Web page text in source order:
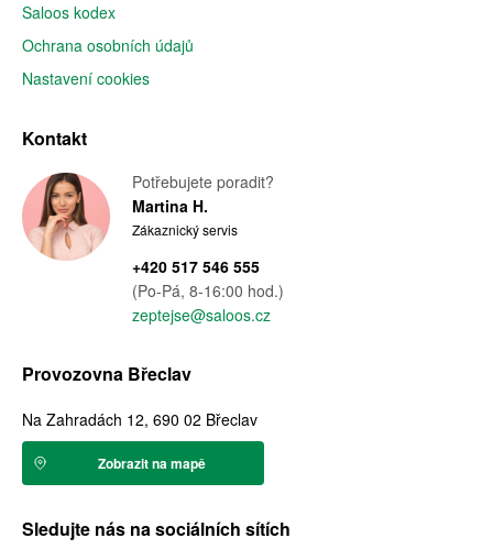
Saloos kodex
Ochrana osobních údajů
Nastavení cookies
Kontakt
Potřebujete poradit?
Martina H.
Zákaznický servis
+420 517 546 555
(Po-Pá, 8-16:00 hod.)
zeptejse@saloos.cz
Provozovna Břeclav
Na Zahradách 12, 690 02 Břeclav
Zobrazit na mapě
Sledujte nás na sociálních sítích